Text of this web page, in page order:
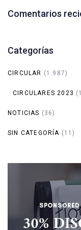
Comentarios
Categorías
CIRCULAR (1.987)
CIRCULARES 2023
NOTICIAS (36)
SIN CATEGORÍA (11)